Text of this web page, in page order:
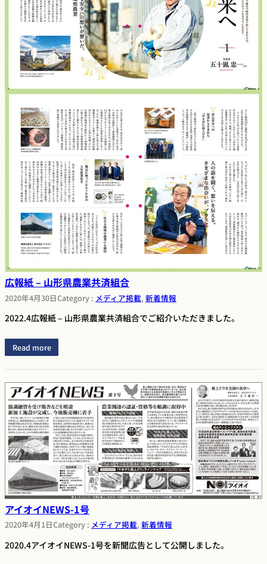
広報紙 – 山形県農業共済組合
2020年4月30日Category : メディア掲載, 新着情報
2022.4広報紙 – 山形県農業共済組合でご紹介いただきました。
Read more
アイオイNEWS-1号
2020年4月1日Category : メディア掲載, 新着情報
2020.4アイオイNEWS-1号を新聞広告として公開しました。